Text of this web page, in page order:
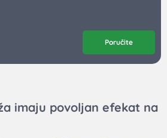
Poručite
imaju povoljan efekat na